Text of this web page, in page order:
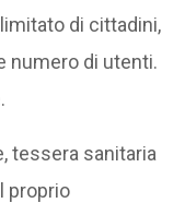
di cittadini,
numero di utenti.
tessera sanitaria
proprio